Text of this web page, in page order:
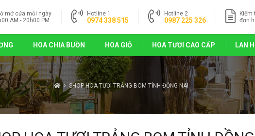
mở cửa mỗi ngày
AM - 20h00 PM
Hotline 1
0974 338 515
Hotline 2
0987 225 326
Kiểm
đơn
HOA CHIA BUỒN HOA GIỎ HOA TƯƠI CAO CẤP LAN
SHOP HOA TƯƠI TRẢNG BOM TỈNH ĐỒNG NAI